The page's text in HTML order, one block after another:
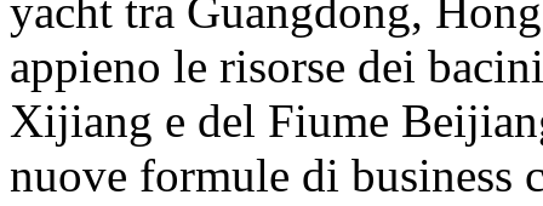
yacht tra Guangdong,
appieno le risorse dei
Xijiang e del Fiume
nuove formule di business